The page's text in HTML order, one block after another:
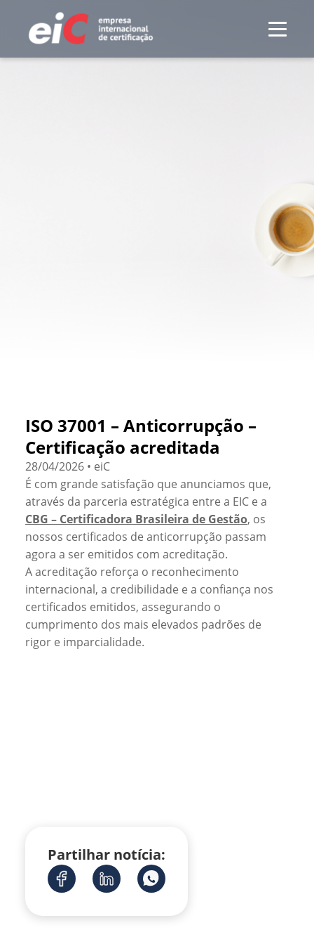
ISO 37001 – Anticorrupção –
Certificação acreditada
28/04/2026 • eiC
É com grande satisfação que anunciamos que,
através da parceria estratégica entre a EIC e a
CBG – Certificadora Brasileira de Gestão, os
nossos certificados de anticorrupção passam
agora a ser emitidos com acreditação.
A acreditação reforça o reconhecimento
internacional, a credibilidade e a confiança nos
certificados emitidos, assegurando o
cumprimento dos mais elevados padrões de
rigor e imparcialidade.
Partilhar notícia: